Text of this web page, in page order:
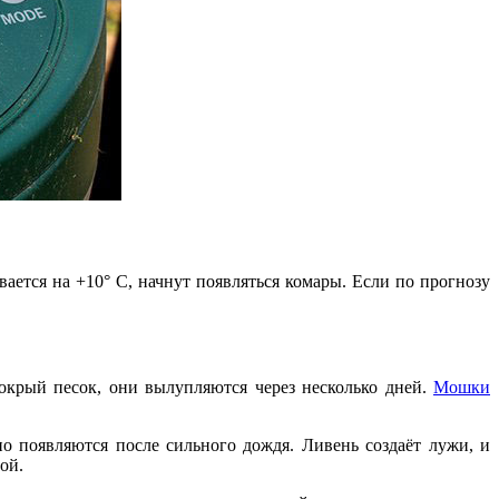
на +10° С, начнут появляться комары. Если по прогнозу
песок, они вылупляются через несколько дней.Мошки
появляются после сильного дождя. Ливень создаёт лужи, и